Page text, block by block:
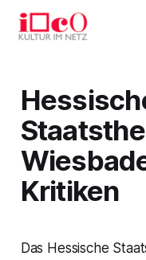
Kritiken
Das Hessische